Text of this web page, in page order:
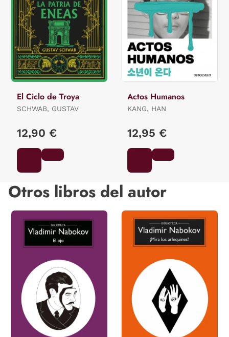
El Ciclo de Troya
SCHWAB, GUSTAV
12,90 €
Actos Humanos
KANG, HAN
12,95 €
Otros libros del autor